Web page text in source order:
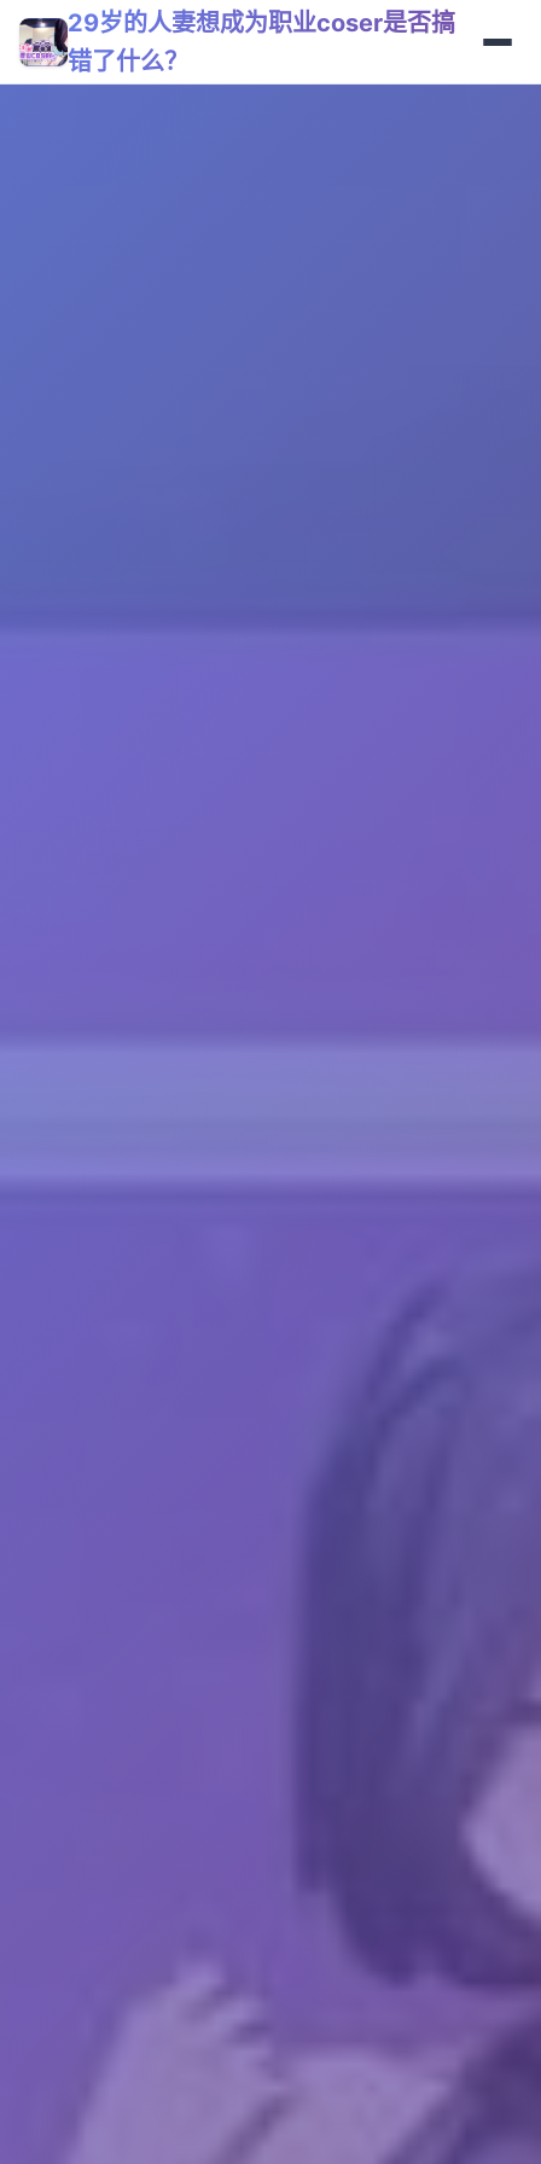
29岁的人妻想成为职业coser是否搞
错了什么？